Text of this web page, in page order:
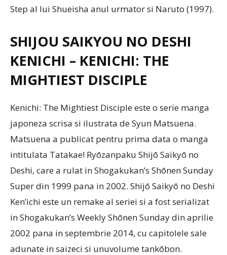
Step al lui Shueisha anul urmator si Naruto (1997).
SHIJOU SAIKYOU NO DESHI
KENICHI – KENICHI: THE
MIGHTIEST DISCIPLE
Kenichi: The Mightiest Disciple este o serie manga
japoneza scrisa si ilustrata de Syun Matsuena.
Matsuena a publicat pentru prima data o manga
intitulata Tatakae! Ryōzanpaku Shijō Saikyō no
Deshi, care a rulat in Shogakukan’s Shōnen Sunday
Super din 1999 pana in 2002. Shijō Saikyō no Deshi
Ken’ichi este un remake al seriei si a fost serializat
in Shogakukan’s Weekly Shōnen Sunday din aprilie
2002 pana in septembrie 2014, cu capitolele sale
adunate in saizeci si unuvolume tankōbon.